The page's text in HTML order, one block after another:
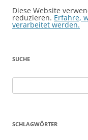
Diese Website
reduzieren. Erfahre,
verarbeitet werden.
SUCHE
nach:
SCHLAGWÖRTER